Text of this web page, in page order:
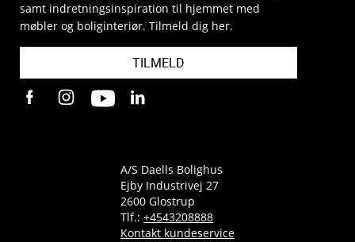
samt indretningsinspiration til hjemmet med
møbler og boliginteriør. Tilmeld dig her.
TILMELD
A/S Daells Bolighus
Ejby Industrivej 27
2600 Glostrup
Tlf.: +4543208888
Kontakt kundeservice